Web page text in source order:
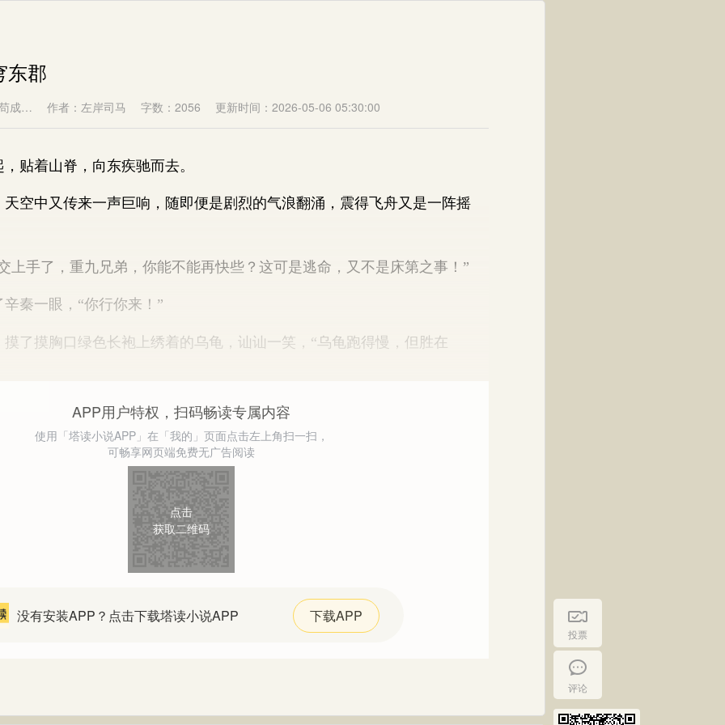
投票
评论
东郡
成… 作者：左岸司马 字数：2056 更新时间：2026-05-06 05:30:00
着山脊，向东疾驰而去。
中又传来一声巨响，随即便是剧烈的气浪翻涌，震得飞舟又是一阵摇
了，重九兄弟，你能不能再快些？这可是逃命，又不是床第之事！”
一眼，“你行你来！”
摸胸口绿色长袍上绣着的乌龟，讪讪一笑，“乌龟跑得慢，但胜在
APP用户特权，扫码畅读专属内容
使用「塔读小说APP」在「我的」页面点击左上角扫一扫，
可畅享网页端免费无广告阅读
点击
获取二维码
没有安装APP？点击下载塔读小说APP 下载APP